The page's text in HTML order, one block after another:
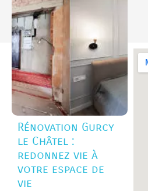
Rénovation Gurcy
le Châtel :
redonnez vie à
votre espace de
vie